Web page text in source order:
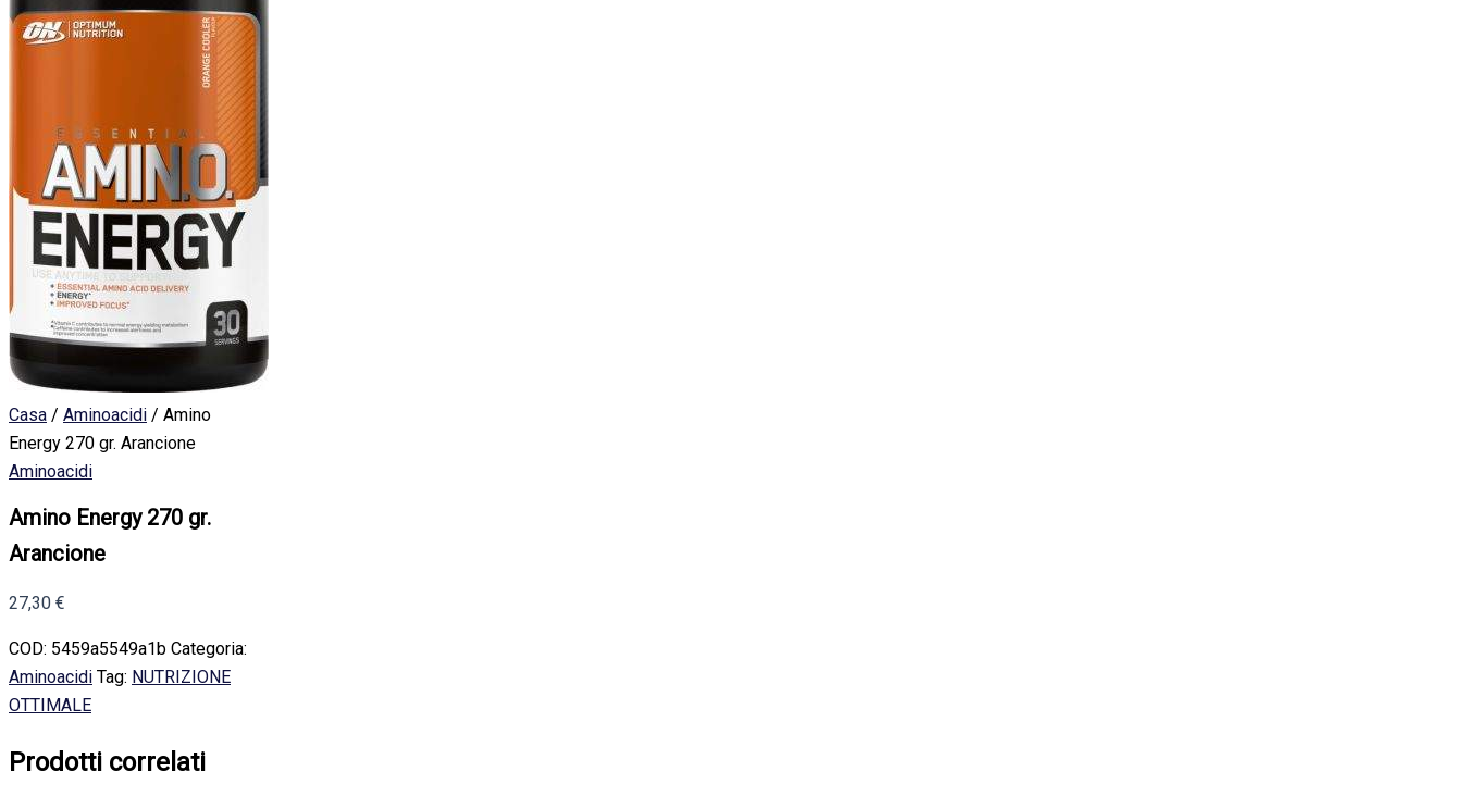
Casa / Aminoacidi / Amino
Energy 270 gr. Arancione
Aminoacidi
Amino Energy 270 gr.
Arancione
27,30 €
COD: 5459a5549a1b Categoria:
Aminoacidi Tag: NUTRIZIONE
OTTIMALE
Prodotti correlati